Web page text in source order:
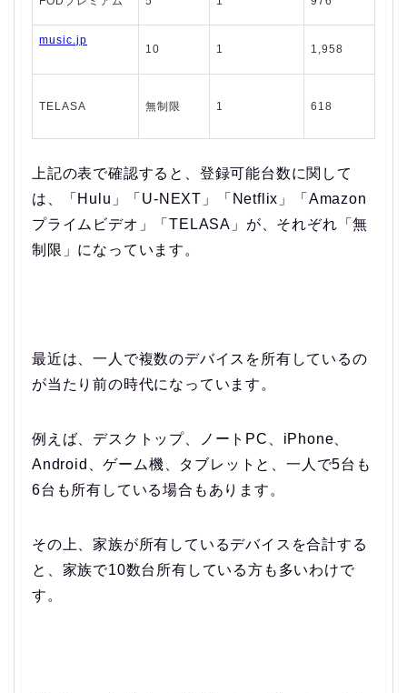
music.jp
10 1 1,958
TELASA 無制限 1 618
上記の表で確認すると、登録可能台数に関して
は、「Hulu」「U-NEXT」「Netflix」「Amazon
プライムビデオ」「TELASA」が、それぞれ「無
制限」になっています。
最近は、一人で複数のデバイスを所有しているの
が当たり前の時代になっています。
例えば、デスクトップ、ノートPC、iPhone、
Android、ゲーム機、タブレットと、一人で5台も
6台も所有している場合もあります。
その上、家族が所有しているデバイスを合計する
と、家族で10数台所有している方も多いわけで
す。